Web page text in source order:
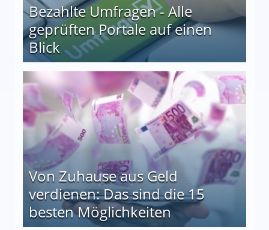
Bezahlte Umfragen - Alle
geprüften Portale auf einen
Blick
auf einen Blick
Von Zuhause aus Geld
verdienen: Das sind die 15
besten Möglichkeiten